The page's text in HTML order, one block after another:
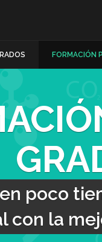
FORMACIÓN
poco
con la